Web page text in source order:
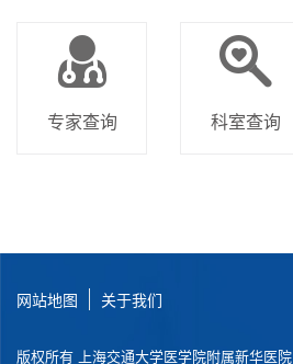
专家查询 科室查询
网站地图 关于我们
版权所有 上海交通大学医学院附属新华医院